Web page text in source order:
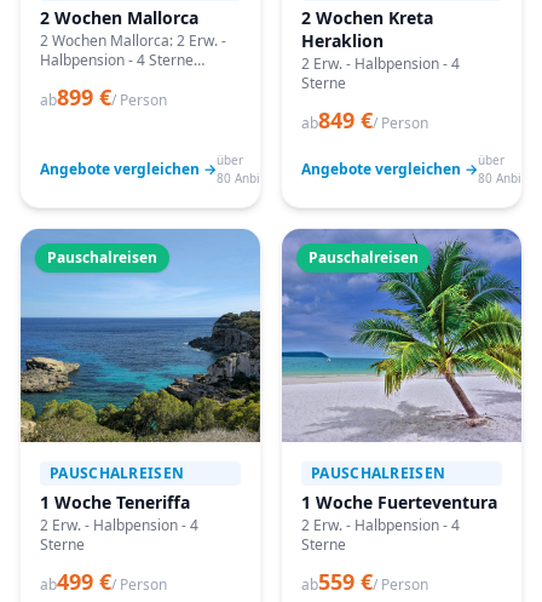
2 Wochen Mallorca
2 Wochen Mallorca: 2 Erw. -
Halbpension - 4 Sterne
passende Termine prüfen
ab899 €/ Person
Angebote vergleichen →über
80 Anbieter
2 Wochen Kreta
Heraklion
2 Erw. - Halbpension - 4
Sterne
ab849 €/ Person
Angebote vergleichen →über
80
Pauschalreisen
PAUSCHALREISEN
1 Woche Teneriffa
2 Erw. - Halbpension - 4
Sterne
ab499 €/ Person
Pauschalreisen
PAUSCHALREISEN
1 Woche Fuerteventura
2 Erw. - Halbpension - 4
Sterne
ab559 €/ Person